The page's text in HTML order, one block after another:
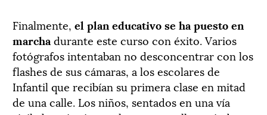
Finalmente, el plan educativo se ha puesto en
marcha durante este curso con éxito. Varios
fotógrafos intentaban no desconcentrar con los
flashes de sus cámaras, a los escolares de
Infantil que recibían su primera clase en mitad
de una calle. Los niños, sentados en una vía